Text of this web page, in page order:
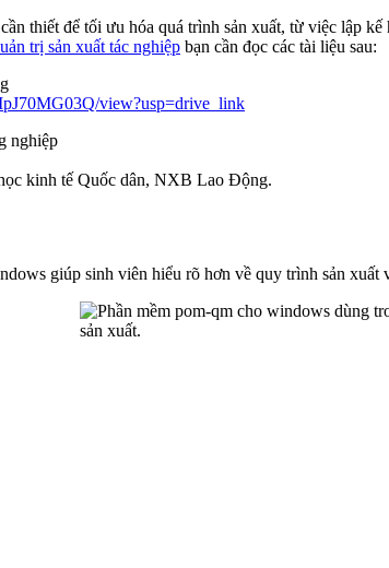
thiết để tối ưu hóa quá trình sản xuất, từ việc lập
trị sản xuất tác nghiệp bạn cần đọc các tài liệu sau:
view?usp=drive_link
nghiệp
kinh tế Quốc dân, NXB Lao Động.
giúp sinh viên hiểu rõ hơn về quy trình sản xuất